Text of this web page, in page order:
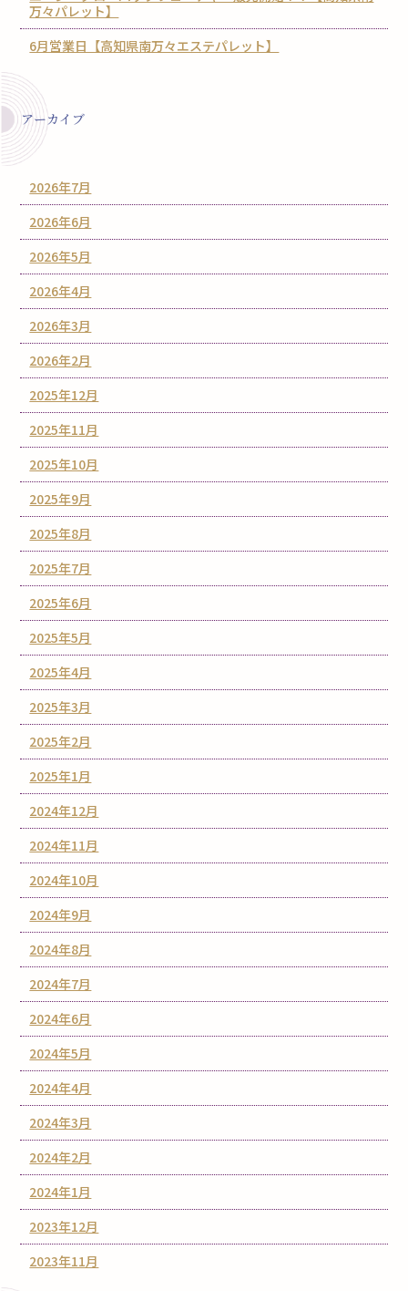
万々パレット】
6月営業日【高知県南万々エステパレット】
アーカイブ
2026年7月
2026年6月
2026年5月
2026年4月
2026年3月
2026年2月
2025年12月
2025年11月
2025年10月
2025年9月
2025年8月
2025年7月
2025年6月
2025年5月
2025年4月
2025年3月
2025年2月
2025年1月
2024年12月
2024年11月
2024年10月
2024年9月
2024年8月
2024年7月
2024年6月
2024年5月
2024年4月
2024年3月
2024年2月
2024年1月
2023年12月
2023年11月